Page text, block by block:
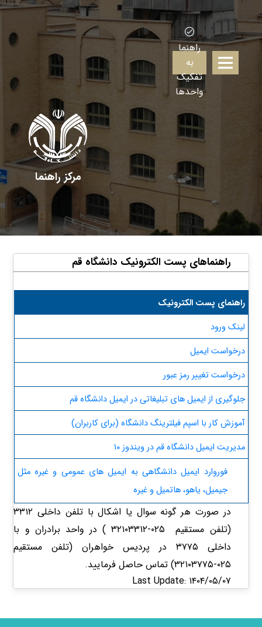
راهنما
به
تفکیک
واحدها
مرکز راهنما
راهنماهای پست الکترونیک دانشگاه قم
راهنمای پست الکترونیک
لینک ورود​
درخواست ایمیل
درخواست تغییر رمز عبور
جلوگیری از ایمیل های تبلیغاتی در ایمیل دانشگاه قم
آموزش کار با اسپم فیلترینگ دانشگاه (برای کاربران)
مدیریت ایمیل دانشگاه قم در ویندوز ۱۰​
فوروارد ایمیل دانشگاهی به ایمیل های عمومی و غیره مثل
جیمیل، یاهو، هاتمیل و غیره​
در صورت هر گونه سوال یا اشکال با تلفن داخلی ۳۳۱۲
(تلفن مستقیم ۰۲۵-۳۲۱۰۳۳۱۲ ) در واحد برادران و با
داخلی ۳۷۷۵ در پردیس خواهران (تلفن مستقیم
۰۲۵-۳۲۱۰۳۷۷۵) تماس حاصل فرمایید.
Last Update: ۱۴۰۴/۰۵/۰۷